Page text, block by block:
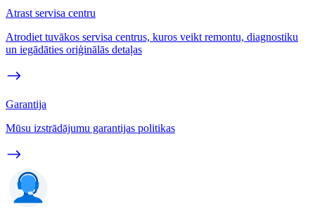
Atrast servisa centru
Atrodiet tuvākos servisa centrus, kuros veikt remontu, diagnostiku
un iegādāties oriģinālās detaļas
Garantija
Mūsu izstrādājumu garantijas politikas